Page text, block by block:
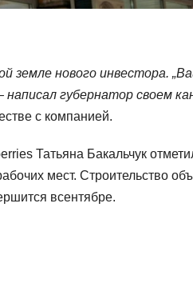
нового инвестора.
губернатор своем
с компанией.
Татьяна Бакальчук
мест. Строительство
всентябре.